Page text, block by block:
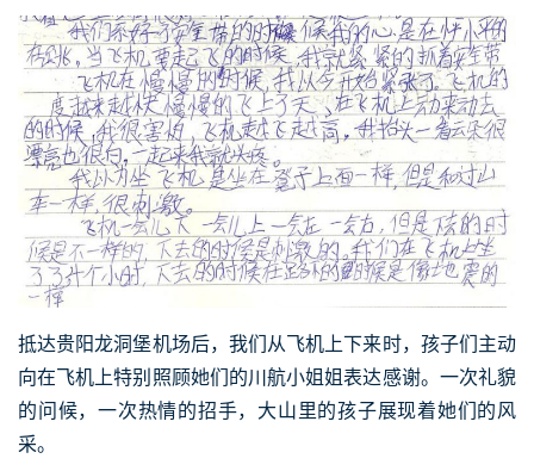
抵达贵阳龙洞堡机场后，我们从飞机上下来时，孩子们主动
向在飞机上特别照顾她们的川航小姐姐表达感谢。一次礼貌
的问候，一次热情的招手，大山里的孩子展现着她们的风
采。